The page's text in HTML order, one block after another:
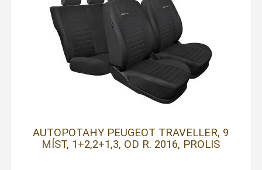
AUTOPOTAHY PEUGEOT TRAVELLER, 9
MÍST, 1+2,2+1,3, OD R. 2016, PROLIS